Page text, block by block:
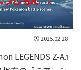
2025.02.28
LEGENDS Z-A』